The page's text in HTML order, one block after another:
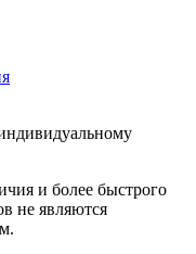
и более быстрого
не являются